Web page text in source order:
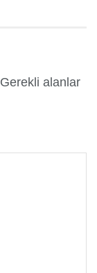
Gerekli alanlar